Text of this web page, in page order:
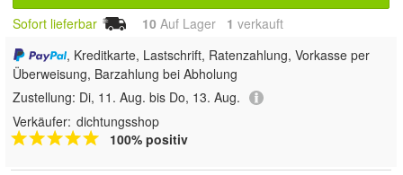
Sofort lieferbar 10 Auf Lager 1 verkauft
, Kreditkarte, Lastschrift, Ratenzahlung, Vorkasse per
Überweisung, Barzahlung bei Abholung
Zustellung: Di, 11. Aug. bis Do, 13. Aug.
Verkäufer: dichtungsshop
100% positiv